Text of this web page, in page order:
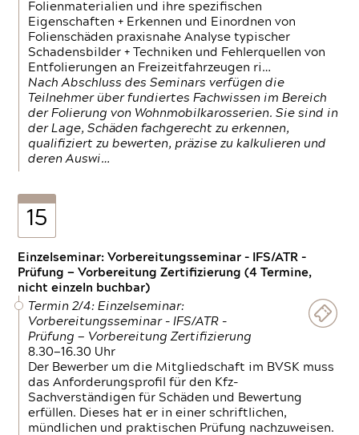
Folienmaterialien und ihre spezifischen
Eigenschaften + Erkennen und Einordnen von
Folienschäden praxisnahe Analyse typischer
Schadensbilder + Techniken und Fehlerquellen von
Entfolierungen an Freizeitfahrzeugen ri…
Nach Abschluss des Seminars verfügen die
Teilnehmer über fundiertes Fachwissen im Bereich
der Folierung von Wohnmobilkarosserien. Sie sind in
der Lage, Schäden fachgerecht zu erkennen,
qualifiziert zu bewerten, präzise zu kalkulieren und
deren Auswi…
15
Einzelseminar: Vorbereitungsseminar - IFS/ATR -
Prüfung — Vorbereitung Zertifizierung (4 Termine,
nicht einzeln buchbar)
Termin 2/4: Einzelseminar:
Vorbereitungsseminar - IFS/ATR -
Prüfung — Vorbereitung Zertifizierung
8.30—16.30 Uhr
Der Bewerber um die Mitgliedschaft im BVSK muss
das Anforderungsprofil für den Kfz-
Sachverständigen für Schäden und Bewertung
erfüllen. Dieses hat er in einer schriftlichen,
mündlichen und praktischen Prüfung nachzuweisen.